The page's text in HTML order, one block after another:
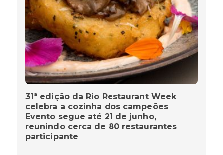
31ª edição da Rio Restaurant Week
celebra a cozinha dos campeões
Evento segue até 21 de junho,
reunindo cerca de 80 restaurantes
participante